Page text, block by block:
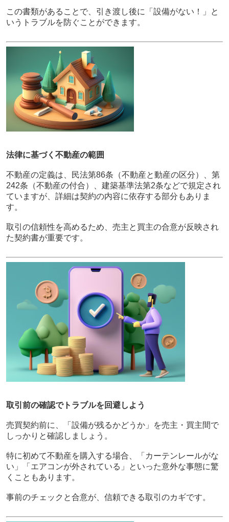
この書類があることで、引き渡し後に「設備がない！」と
いうトラブルを防ぐことができます。
法律に基づく不動産の範囲
不動産の定義は、民法第86条（不動産と動産の区分）、第
242条（不動産の付合）、建築基準法第2条などで規定され
ていますが、詳細は契約の内容に依存する部分もありま
す。
取引の信頼性を高めるため、売主と買主の合意が反映され
た契約書が重要です。
取引前の確認でトラブルを回避しよう
売買契約前に、「設備が残るかどうか」を売主・買主間で
しっかりと確認しましょう。
特に初めて不動産を購入する場合、「カーテンレールがな
い」「エアコンが外されている」といった意外な事態に驚
くこともあります。
事前のチェックと合意が、信頼できる取引のカギです。